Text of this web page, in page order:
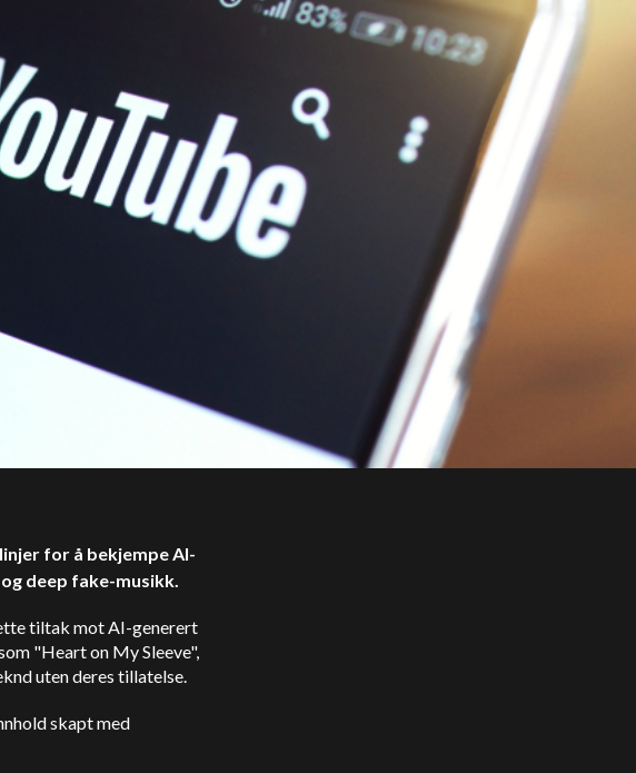
for å bekjempe AI-
deep fake-musikk.
tiltak mot AI-generert
"Heart on My Sleeve",
uten deres tillatelse.
skapt med